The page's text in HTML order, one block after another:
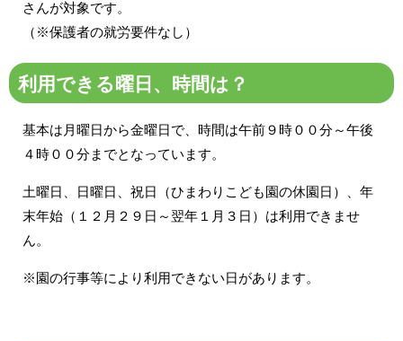
さんが対象です。
（※保護者の就労要件なし）
利用できる曜日、時間は？
基本は月曜日から金曜日で、時間は午前９時００分～午後
４時００分までとなっています。
土曜日、日曜日、祝日（ひまわりこども園の休園日）、年
末年始（１２月２９日～翌年１月３日）は利用できませ
ん。
※園の行事等により利用できない日があります。